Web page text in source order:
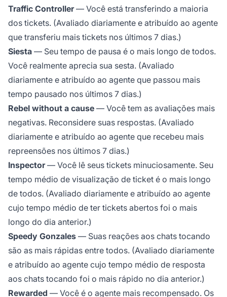
Traffic Controller— Você está transferindo a maioria
dos tickets. (Avaliado diariamente e atribuído ao agente
que transferiu mais tickets nos últimos 7 dias.)
Siesta — Seu tempo de pausa é o mais longo de todos.
Você realmente aprecia sua sesta. (Avaliado
diariamente e atribuído ao agente que passou mais
tempo pausado nos últimos 7 dias.)
Rebel without a cause — Você tem as avaliações mais
negativas. Reconsidere suas respostas. (Avaliado
diariamente e atribuído ao agente que recebeu mais
repreensões nos últimos 7 dias.)
Inspector— Você lê seus tickets minuciosamente. Seu
tempo médio de visualização de ticket é o mais longo
de todos. (Avaliado diariamente e atribuído ao agente
cujo tempo médio de ter tickets abertos foi o mais
longo do dia anterior.)
Speedy Gonzales — Suas reações aos chats tocando
são as mais rápidas entre todos. (Avaliado diariamente
e atribuído ao agente cujo tempo médio de resposta
aos chats tocando foi o mais rápido no dia anterior.)
Rewarded — Você é o agente mais recompensado. Os